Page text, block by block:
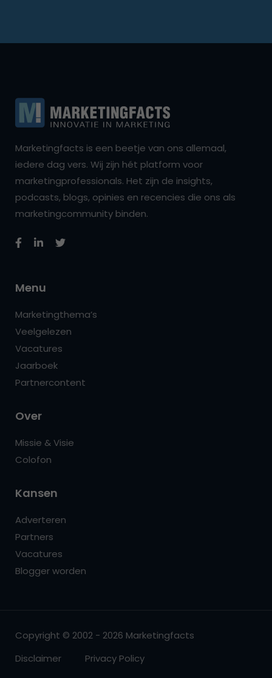
Marketingfacts is een beetje van ons allemaal,
iedere dag vers. Wij zijn hét platform voor
marketingprofessionals. Het zijn de insights,
podcasts, blogs, opinies en recencies die ons als
marketingcommunity binden.
Menu
Marketingthema’s
Veelgelezen
Vacatures
Jaarboek
Partnercontent
Over
Missie & Visie
Colofon
Kansen
Adverteren
Partners
Vacatures
Blogger worden
Copyright © 2002 - 2026 Marketingfacts
Disclaimer
Privacy Policy